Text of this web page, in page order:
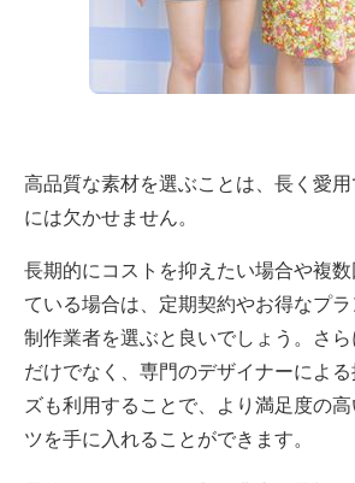
高品質な素材を選ぶことは、長く愛
には欠かせません。
長期的にコストを抑えたい場合や複
ている場合は、定期契約やお得なプ
制作業者を選ぶと良いでしょう。さ
だけでなく、専門のデザイナーによ
ズも利用することで、より満足度の
ツを手に入れることができます。